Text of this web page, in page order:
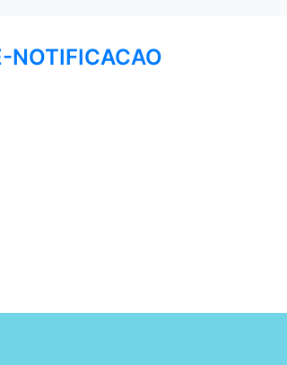
NOTIFICACAO